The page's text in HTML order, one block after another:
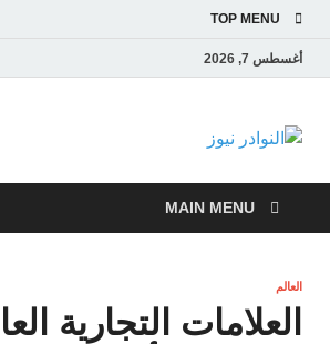
TOP MENU
أغسطس 7, 2026
النوادر نيوز
من العالم العربي والعالمي
MAIN MENU
العالم
العلامات التجارية